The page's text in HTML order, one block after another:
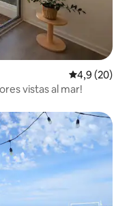
Calificación
4,9 (20)
vistas al mar!